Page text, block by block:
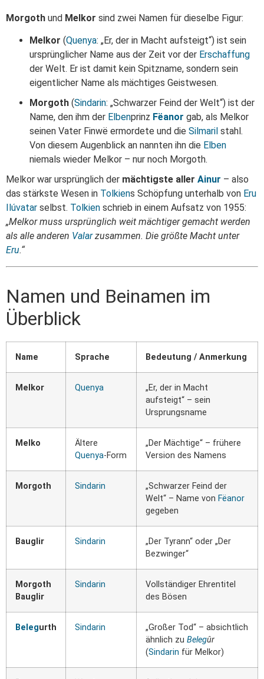
Morgoth und Melkor sind zwei Namen für dieselbe Figur:
Melkor (Quenya: „Er, der in Macht aufsteigt“) ist sein
ursprünglicher Name aus der Zeit vor der Erschaffung
der Welt. Er ist damit kein Spitzname, sondern sein
eigentlicher Name als mächtiges Geistwesen.
Morgoth (Sindarin: „Schwarzer Feind der Welt“) ist der
Name, den ihm der Elbenprinz Fëanor gab, als Melkor
seinen Vater Finwë ermordete und die Silmaril stahl.
Von diesem Augenblick an nannten ihn die Elben
niemals wieder Melkor – nur noch Morgoth.
Melkor war ursprünglich der mächtigste aller Ainur – also
das stärkste Wesen in Tolkiens Schöpfung unterhalb von Eru
Ilúvatar selbst. Tolkien schrieb in einem Aufsatz von 1955:
„Melkor muss ursprünglich weit mächtiger gemacht werden
als alle anderen Valarzusammen. Die größte Macht unter
Eru.“
Namen und Beinamen im
Überblick
Name Sprache Bedeutung / Anmerkung
Melkor Quenya
„Er, der in Macht
aufsteigt“ – sein
Ursprungsname
Melko
Ältere
Quenya-Form
„Der Mächtige“ – frühere
Version des Namens
Morgoth Sindarin
„Schwarzer Feind der
Welt“ – Name von Fëanor
gegeben
Bauglir Sindarin
„Der Tyrann“ oder „Der
Bezwinger“
Morgoth
Bauglir
Sindarin
Vollständiger Ehrentitel
des Bösen
Belegurth Sindarin
„Großer Tod“ – absichtlich
ähnlich zu Belegûr
(Sindarin für Melkor)